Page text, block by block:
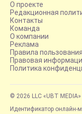
О проекте
Редакционная
Контакты
Команда
О компании
Реклама
Правила пользования
Правовая
Политика
© 2026 LLC «UBT MEDIA»
Идентификатор онлайн-